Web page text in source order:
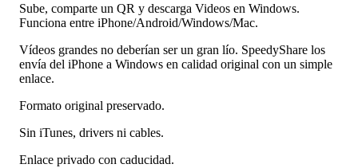
Sube, comparte un QR y descarga Videos en Windows.
Funciona entre iPhone/Android/Windows/Mac.
Vídeos grandes no deberían ser un gran lío. SpeedyShare los
envía del iPhone a Windows en calidad original con un simple
enlace.
Formato original preservado.
Sin iTunes, drivers ni cables.
Enlace privado con caducidad.